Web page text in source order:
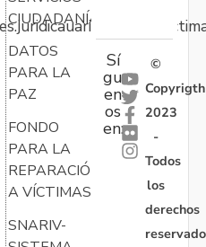
CIUDADANÍA
DATOS
PARA LA
PAZ
FONDO
PARA LA
REPARACIÓN
A VÍCTIMAS
SNARIV-
Sí
gu
en
os
en:
©
Copyrigth
2023
-
Todos
los
derechos